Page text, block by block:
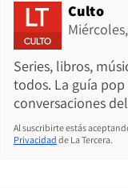
Culto
Series, libros,
todos. La guía
conversaciones
Al suscribirte estás
Privacidad de La Tercera.